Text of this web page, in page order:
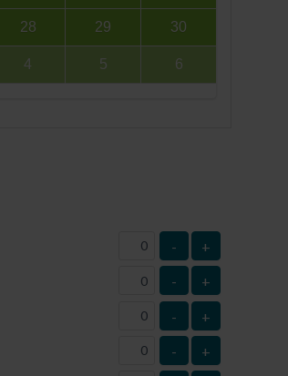
28 29 30
4 5 6
- +
- +
- +
- +